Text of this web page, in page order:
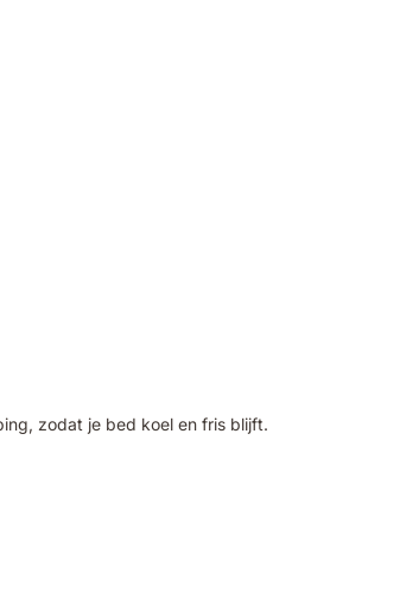
zodat je bed koel en fris blijft.